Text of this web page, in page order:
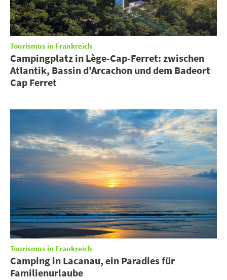
Tourismus in Frankreich
Campingplatz in Lège-Cap-Ferret: zwischen
Atlantik, Bassin d'Arcachon und dem Badeort
Cap Ferret
Tourismus in Frankreich
Camping in Lacanau, ein Paradies für
Familienurlaube